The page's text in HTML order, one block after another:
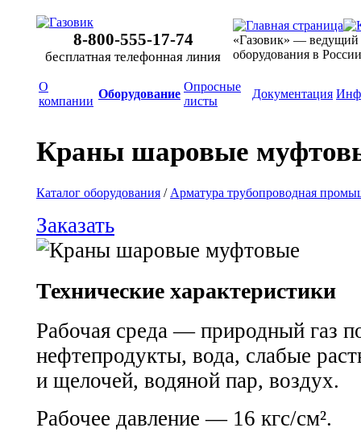
8-800-555-17-74
бесплатная телефонная линия
«Газовик» — ведущий
оборудования в России
О
компании
Оборудование
Опросные
листы
Документация
Краны шаровые
Каталог оборудования / Арматура трубопроводная
Заказать
Технические характеристики
Рабочая среда — природный газ
нефтепродукты, вода, слабые
и щелочей, водяной пар, воздух.
Рабочее давление — 16 кгс/см².